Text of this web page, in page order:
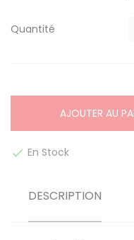
Quantité
AJOUTER AU
 En Stock
DESCRIPTION